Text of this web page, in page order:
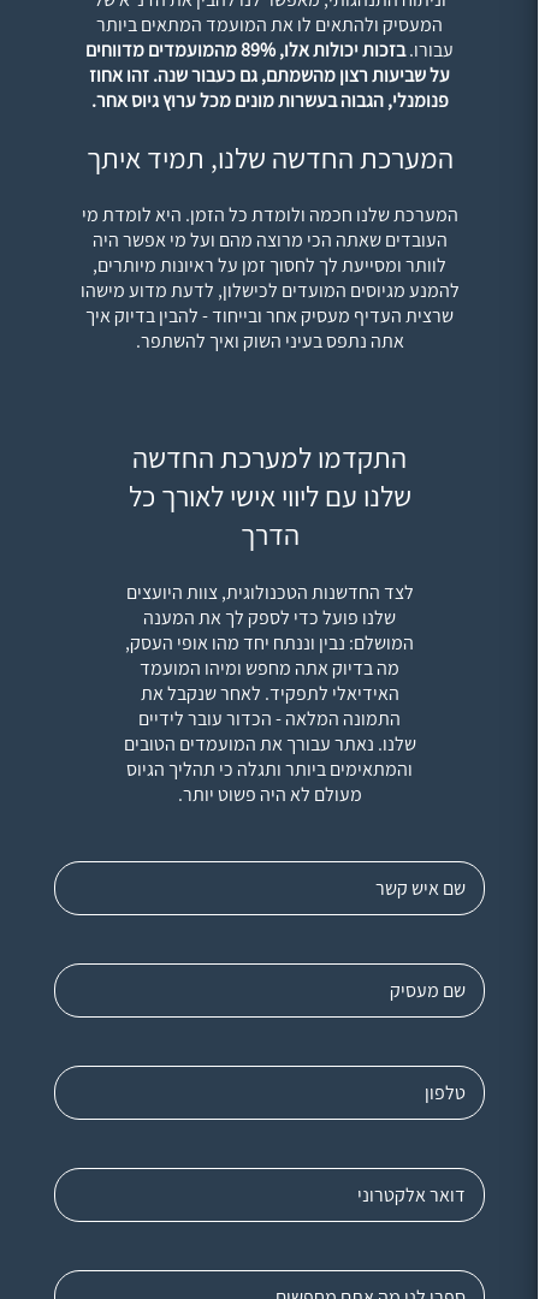
המעסיק ולהתאים לו את המועמד המתאים ביותר
עבורו.
בזכות יכולות אלו, 89% מהמועמדים מדווחים
על שביעות רצון מהשמתם, גם כעבור שנה. זהו אחוז
פנומנלי, הגבוה בעשרות מונים מכל ערוץ גיוס אחר.
המערכת החדשה שלנו, תמיד איתך
המערכת שלנו חכמה ולומדת כל הזמן. היא לומדת מי
העובדים שאתה הכי מרוצה מהם ועל מי אפשר היה
לוותר ומסייעת לך לחסוך זמן על ראיונות מיותרים,
להמנע מגיוסים המועדים לכישלון, לדעת מדוע מישהו
שרצית העדיף מעסיק אחר ובייחוד - להבין בדיוק איך
אתה נתפס בעיני השוק ואיך להשתפר.
התקדמו למערכת החדשה
שלנו עם ליווי אישי לאורך כל
הדרך
לצד החדשנות הטכנולוגית, צוות היועצים
שלנו פועל כדי לספק לך את המענה
המושלם: נבין וננתח יחד מהו אופי העסק,
מה בדיוק אתה מחפש ומיהו המועמד
האידיאלי לתפקיד. לאחר שנקבל את
התמונה המלאה - הכדור עובר לידיים
שלנו. נאתר עבורך את המועמדים הטובים
והמתאימים ביותר ותגלה כי תהליך הגיוס
מעולם לא היה פשוט יותר.